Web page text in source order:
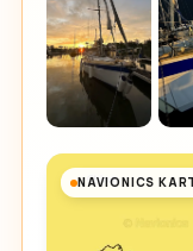
NAVIONICS